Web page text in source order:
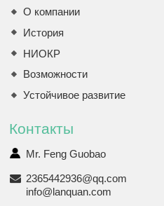
О компании
История
НИОКР
Возможности
Устойчивое развитие
Контакты
Mr. Feng Guobao
2365442936@qq.com
info@lanquan.com